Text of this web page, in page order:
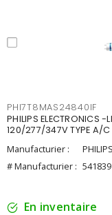
PHI7T8MAS24840IF
PHILIPS ELECTRONICS
120/277/347V TYPE A/C
Manufacturier :
# Manufacturier : 541839
En inventaire